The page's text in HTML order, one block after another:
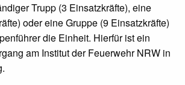
Trupp (3 Einsatzkräfte), eine
oder eine Gruppe (9 Einsatzkräfte)
die Einheit. Hierfür ist ein
am Institut der Feuerwehr NRW in